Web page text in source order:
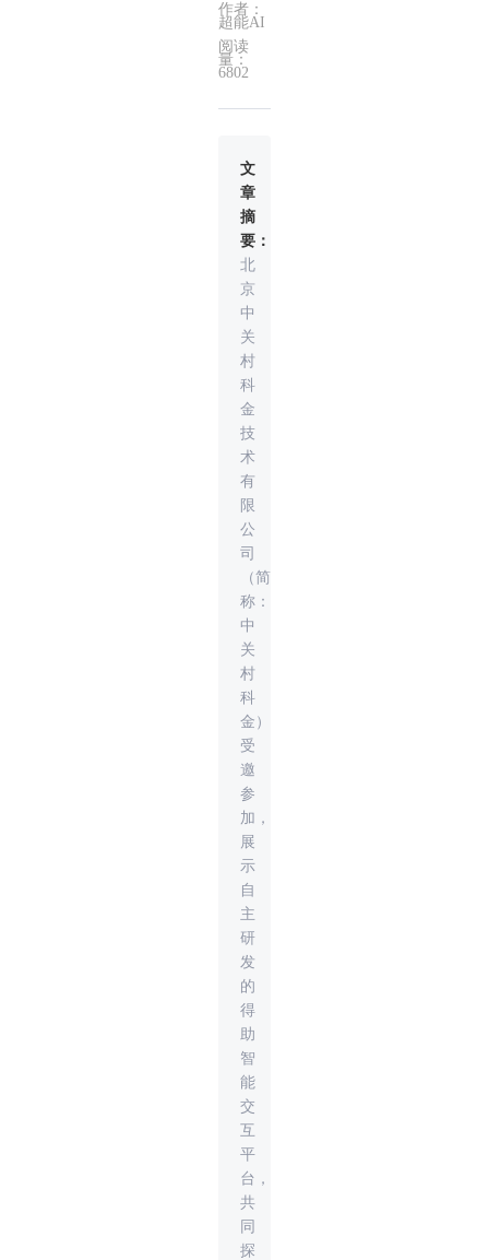
作者：
超能AI
阅读
量：
6802
文
章
摘
要：
北
京
中
关
村
科
金
技
术
有
限
公
司
（简
称：
中
关
村
科
金）
受
邀
参
加，
展
示
自
主
研
发
的
得
助
智
能
交
互
平
台，
共
同
探